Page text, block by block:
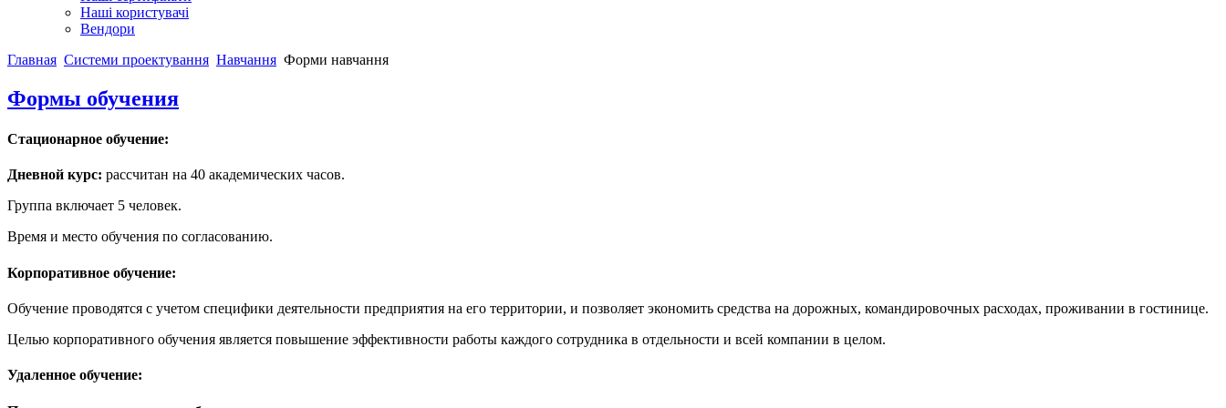
Наші користувачі
Вендори
Главная Системи проектування Навчання Форми навчання
Формы обучения
Стационарное обучение:
Дневной курс: рассчитан на 40 академических часов.
Группа включает 5 человек.
Время и место обучения по согласованию.
Корпоративное обучение:
Обучение проводятся с учетом специфики деятельности предприятия на его территории, и позволяет экономить средства на дорожных, командировочных расходах, проживании в гостинице.
Целью корпоративного обучения является повышение эффективности работы каждого сотрудника в отдельности и всей компании в целом.
Удаленное обучение: